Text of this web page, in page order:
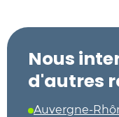
Nous
d'autres
Auvergne-